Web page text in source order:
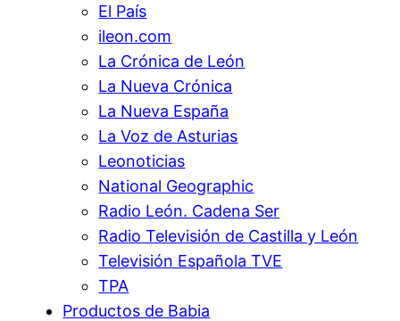
El País
ileon.com
La Crónica de León
La Nueva Crónica
La Nueva España
La Voz de Asturias
Leonoticias
National Geographic
Radio León. Cadena Ser
Radio Televisión de Castilla y León
Televisión Española TVE
TPA
Productos de Babia